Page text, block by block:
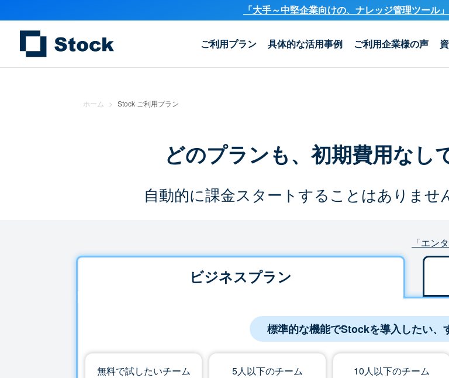
「大手～中堅企業向けの、ナレッジ管理ツール
ご利用プラン 具体的な活用事例 ご利用企業様の声
ホーム > Stock ご利用プラン
どのプランも、初期費用なし
自動的に課金スタートすることはありませ
「エン
ビジネスプラン
標準的な機能でStockを導入したい、
無料で試したいチーム 5人以下のチーム 10人以下のチーム